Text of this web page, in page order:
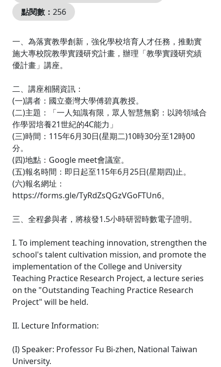
點閱數： 256
一、為落實教學創新，強化學校培育人才任務，推動實
施大專校院教學實踐研究計畫，辦理「教學實踐研究績
優計畫」講座。
二、講座相關資訊：
(一)講者：國立臺灣大學傅碧真教授。
(二)主題：「一人知識有限，眾人智慧無窮：以跨領域合
作學習培養21世紀的4C能力」
(三)時間：115年6月30日(星期二)10時30分至12時00
分。
(四)地點：Google meet會議室。
(五)報名時間：即日起至115年6月25日(星期四)止。
(六)報名網址：
https://forms.gle/TyRdZsQGzVGoFTUn6。
三、全程參與者，將核發1.5小時研習時數電子證明。
I. To implement teaching innovation, strengthen the
school's talent cultivation mission, and promote the
implementation of the College and University
Teaching Practice Research Project, a lecture series
on the "Outstanding Teaching Practice Research
Project" will be held.
II. Lecture Information:
(I) Speaker: Professor Fu Bi-zhen, National Taiwan
University.